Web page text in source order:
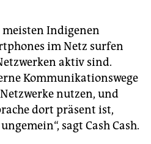
meisten Indigenen
im Netz surfen
aktiv sind.
Kommunikationswege
nutzen, und
dort präsent ist,
sagt Cash Cash.